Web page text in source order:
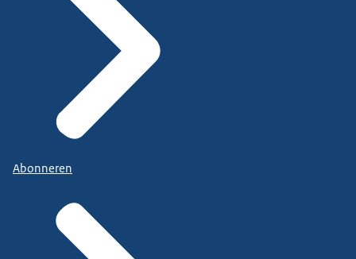
Abonneren